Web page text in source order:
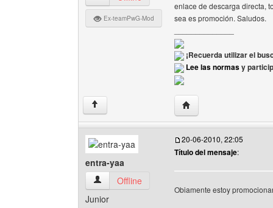
Ex-teamPwG-Mod
enlace de descarga directa,
sea es promoción. Saludos.
¡Recuerda utilizar el
Lee las normasy
↑ Visitar sitio web del
entra-yaa
entra-yaa Ver perfil del usuario
Offline
Junior
20-06-2010, 22:05
Título del mensaje:
Obiamente estoy